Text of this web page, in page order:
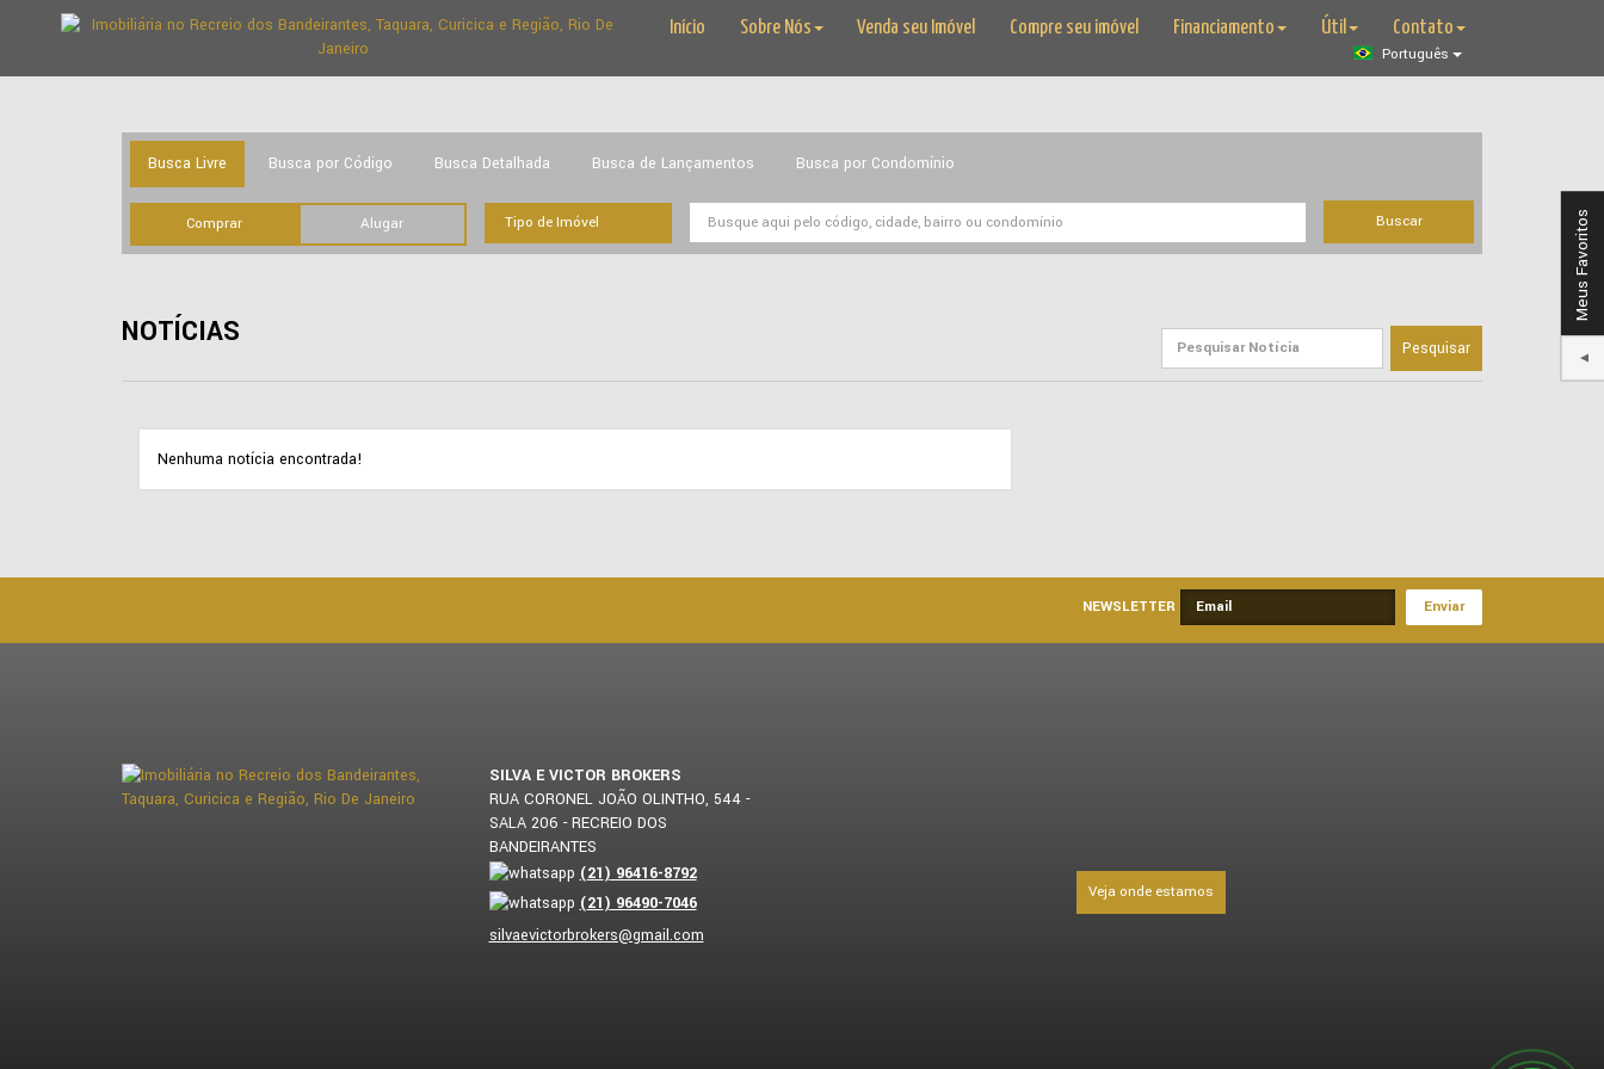
Início Sobre Nós Venda seu Imóvel Compre seu imóvel Financiamento Útil
Contato
Português
Busca Livre Busca por Código Busca Detalhada Busca de Lançamentos Busca por Condomínio
Comprar Alugar Buscar
NOTÍCIAS Pesquisar
Nenhuma notícia encontrada!
NEWSLETTER
SILVA E VICTOR BROKERS
RUA CORONEL JOÃO OLINTHO, 544 -
SALA 206
(21) 96416-8792
(21) 96490-7046
silvaevictorbrokers@gmail.com
Veja onde estamos
Meus Favoritos